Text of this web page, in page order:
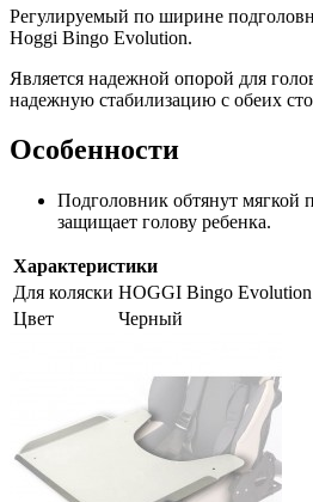
Регулируемый по ширине
Hoggi Bingo Evolution.
Является надежной опорой для
надежную стабилизацию с обеих
Особенности
Подголовник обтянут мягкой
защищает голову ребенка.
Характеристики
Для коляски HOGGI Bingo Evolution
Цвет
Черный